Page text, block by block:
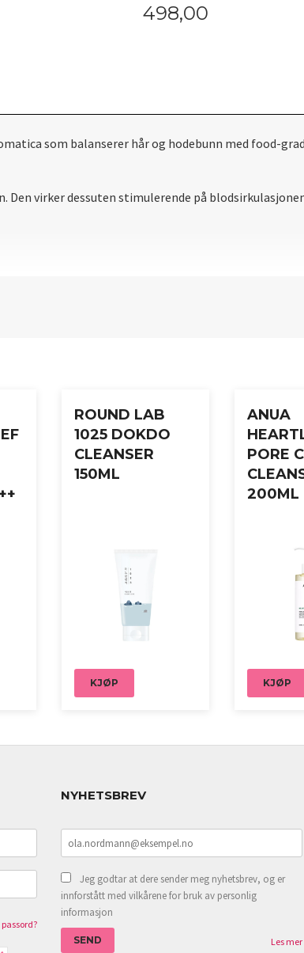
Pris
498,00
som balanserer hår og hodebunn med food-
virker dessuten stimulerende på
ROUND LAB
1025 DOKDO
CLEANSER
150ML
KJØP
ANUA
PORE
200ML
KJØP
NYHETSBREV
Jeg godtar at dere sender meg nyhetsbrev, og er
innforstått med vilkårene for bruk av personlig
informasjon
Les mer